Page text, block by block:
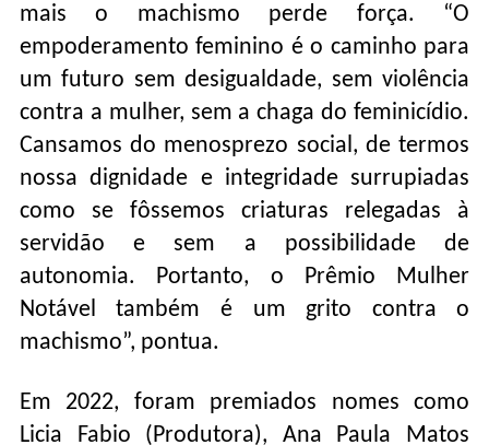
mais o machismo perde força. “O
empoderamento feminino é o caminho para
um futuro sem desigualdade, sem violência
contra a mulher, sem a chaga do feminicídio.
Cansamos do menosprezo social, de termos
nossa dignidade e integridade surrupiadas
como se fôssemos criaturas relegadas à
servidão e sem a possibilidade de
autonomia. Portanto, o Prêmio Mulher
Notável também é um grito contra o
machismo”, pontua.
Em 2022, foram premiados nomes como
Licia Fabio (Produtora), Ana Paula Matos